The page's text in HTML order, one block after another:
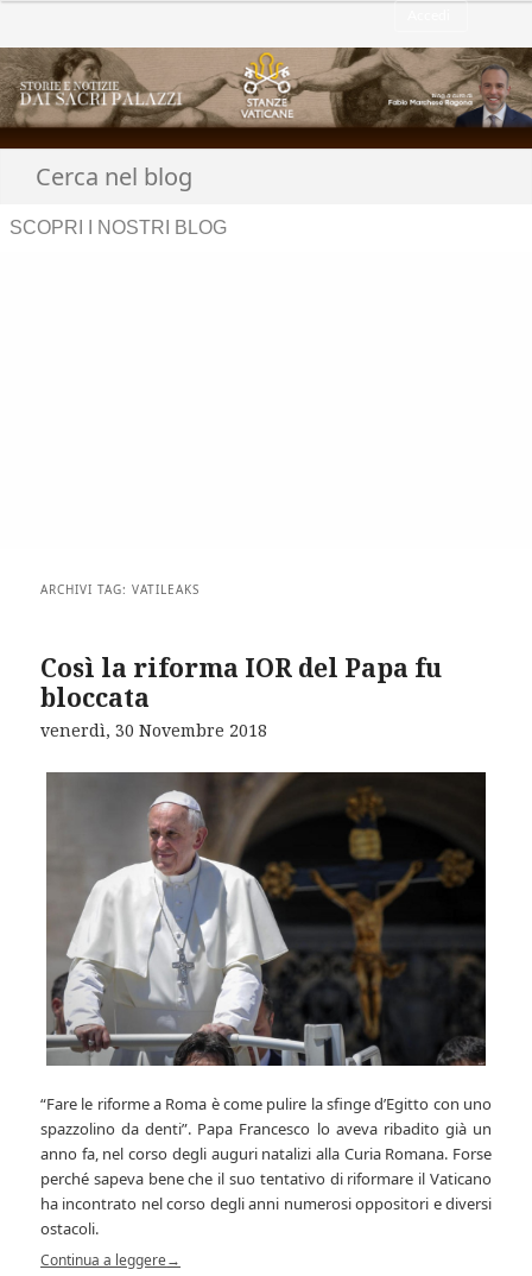
ARCHIVI TAG:VATILEAKS
Così la riforma IOR del Papa fu
bloccata
venerdì, 30 Novembre 2018
“Fare le riforme a Roma è come pulire la sfinge d’Egitto con uno
spazzolino da denti”. Papa Francesco lo aveva ribadito già un
anno fa, nel corso degli auguri natalizi alla Curia Romana. Forse
perché sapeva bene che il suo tentativo di riformare il Vaticano
ha incontrato nel corso degli anni numerosi oppositori e diversi
ostacoli.
Continua a leggere→